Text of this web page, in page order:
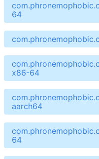
64
x86-64
aarch64
64